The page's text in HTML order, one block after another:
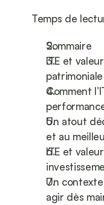
Temps de
Sommaire
ITE et
Comment
Un atout
et au
ITE et
Un
agir dès